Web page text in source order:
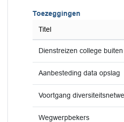
Toezeggingen
Titel
Dienstreizen college
Aanbesteding data opslag
Voortgang
Wegwerpbekers